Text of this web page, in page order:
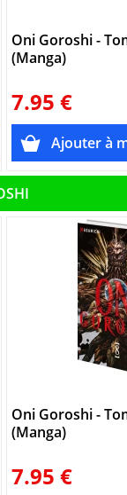
Oni Goroshi -
(Manga)
7.95 €
Oni Goroshi -
(Manga)
7.95 €